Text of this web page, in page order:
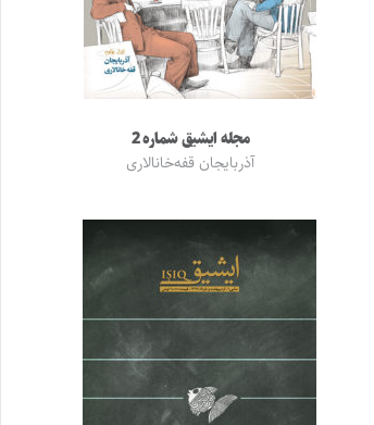
مجله ایشیق شماره 2
آذربایجان قفه‌خانالاری